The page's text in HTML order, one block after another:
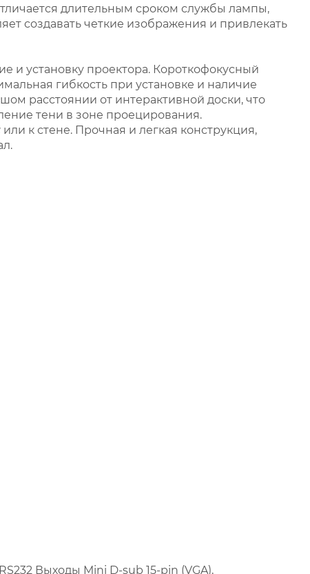
длительным сроком службы лампы,
создавать четкие изображения и привлекать
установку проектора. Короткофокусный
гибкость при установке и наличие
расстоянии от интерактивной доски, что
тени в зоне проецирования.
к стене. Прочная и легкая конструкция,
Выходы Mini D-sub 15-pin (VGA),